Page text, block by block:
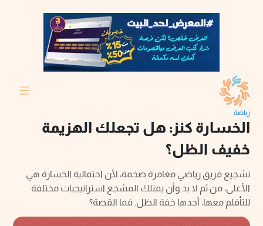
رياضة
الخسارة كنز: هل تجعلك الهزيمة
خفيف الظل؟
تشجيع فريق رياضي مغامرة ضخمة، لأن احتمالية الخسارة هي
الأعلى، من ثم لا بد وأن يمتلك المشجع استراتيجيات مختلفة
للتأقلم معها، أحدها خفة الظل. فما القصة؟